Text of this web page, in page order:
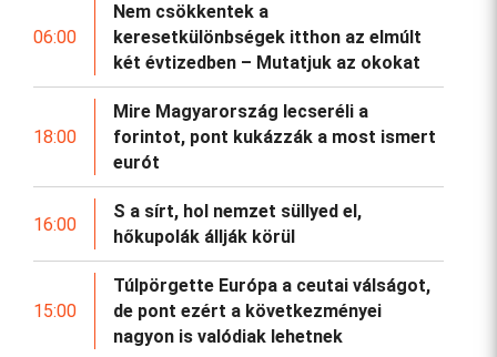
06:00
Nem csökkentek a
keresetkülönbségek itthon az elmúlt
két évtizedben – Mutatjuk az okokat
18:00
Mire Magyarország lecseréli a
forintot, pont kukázzák a most ismert
eurót
16:00
S a sírt, hol nemzet süllyed el,
hőkupolák állják körül
15:00
Túlpörgette Európa a ceutai válságot,
de pont ezért a következményei
nagyon is valódiak lehetnek